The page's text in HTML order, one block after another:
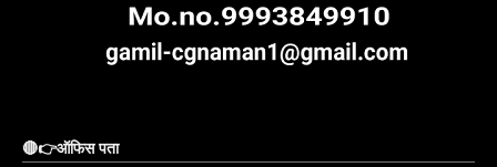
🔴👉ऑफिस पता